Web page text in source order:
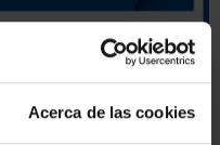
Acerca de las cookies